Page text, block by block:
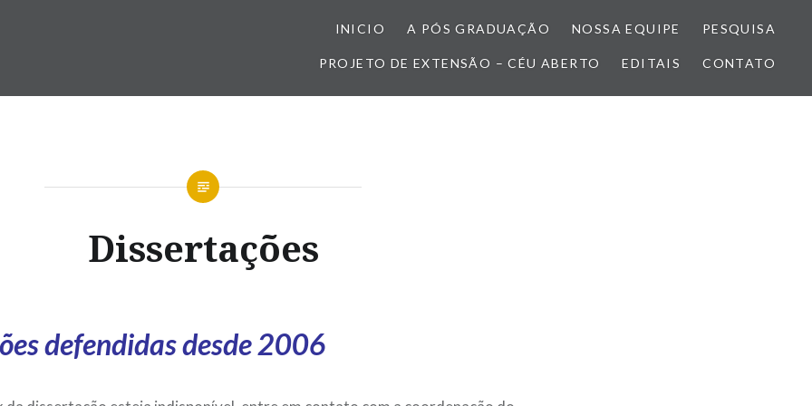
INICIO A PÓS GRADUAÇÃO NOSSA EQUIPE PESQUISA
PROJETO DE EXTENSÃO – CÉU ABERTO EDITAIS CONTATO
Dissertações
defendidas desde 2006